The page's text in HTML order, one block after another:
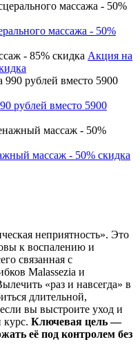
массажа - 50%
Акция на
рублей вместо 5900
массаж - 50% скидка
неприятность». Это
к воспалению и
связанная с
Malassezia и
«раз и навсегда» в
длительной,
вы выстроите уход и
курс. Ключевая цель —
её под контролем без